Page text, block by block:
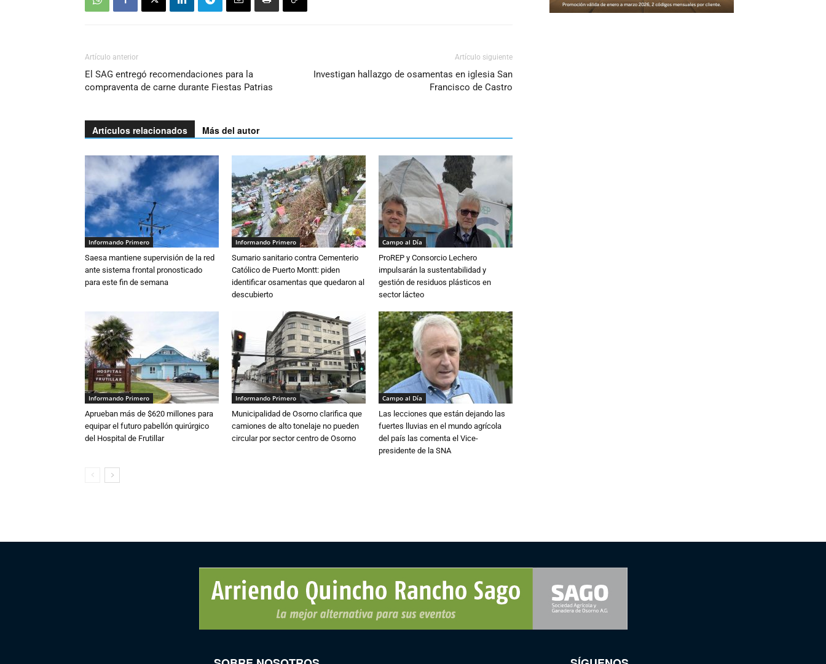
Artículo anterior
El SAG entregó recomendaciones para la
compraventa de carne durante Fiestas Patrias
Artículo siguiente
Investigan hallazgo de osamentas en iglesia San
Francisco de Castro
Artículos relacionados Más del autor
Informando Primero
Saesa mantiene supervisión de la red
ante sistema frontal pronosticado
para este fin de semana
Informando Primero
Sumario sanitario contra Cementerio
Católico de Puerto Montt: piden
identificar osamentas que quedaron al
descubierto
Campo al Día
ProREP y Consorcio Lechero
impulsarán la sustentabilidad y
gestión de residuos plásticos en
sector lácteo
Informando Primero
Aprueban más de $620 millones para
equipar el futuro pabellón quirúrgico
del Hospital de Frutillar
Informando Primero
Municipalidad de Osorno clarifica que
camiones de alto tonelaje no pueden
circular por sector centro de Osorno
Campo al Día
Las lecciones que están dejando las
fuertes lluvias en el mundo agrícola
del país las comenta el Vice-
presidente de la SNA